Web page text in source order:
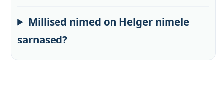
Millised nimed on Helger nimele
sarnased?